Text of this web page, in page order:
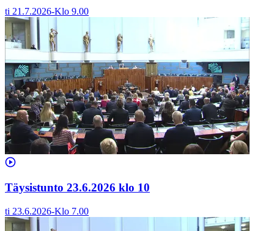
ti 21.7.2026-Klo 9.00
Täysistunto 23.6.2026 klo 10
ti 23.6.2026-Klo 7.00